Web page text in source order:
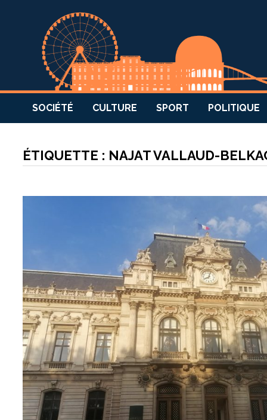
SOCIÉTÉ CULTURE SPORT POLITIQUE
ÉTIQUETTE : NAJAT VALLAUD-